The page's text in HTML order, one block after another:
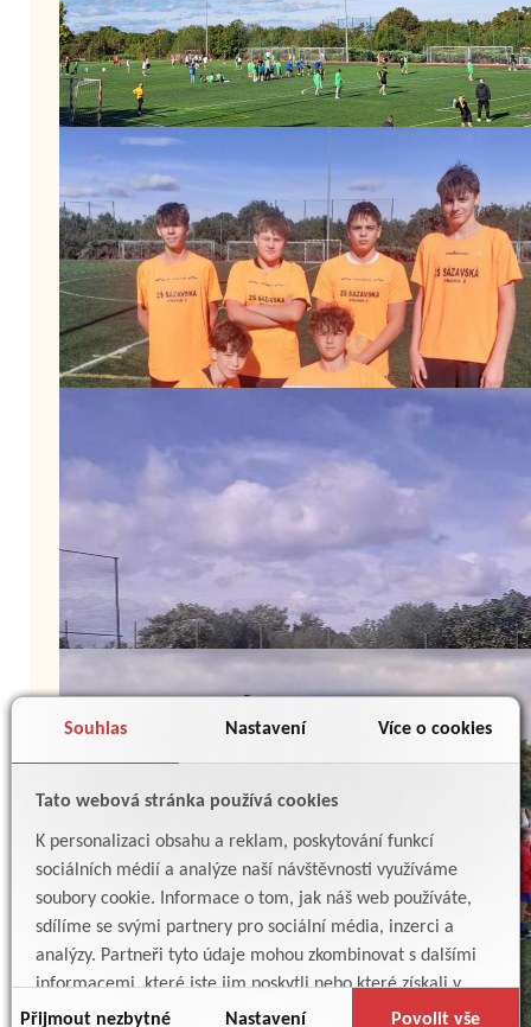
Souhlas Nastavení Více o cookies
Tato webová stránka používá cookies
K personalizaci obsahu a reklam, poskytování funkcí
sociálních médií a analýze naší návštěvnosti využíváme
soubory cookie. Informace o tom, jak náš web používáte,
sdílíme se svými partnery pro sociální média, inzerci a
analýzy. Partneři tyto údaje mohou zkombinovat s dalšími
informacemi, které jste jim poskytli nebo které získali v
důsledku toho, že používáte jejich služby.
Přijmout nezbytné Nastavení Povolit vše